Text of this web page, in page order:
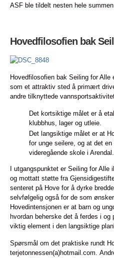
ASF ble tildelt nesten hele
Hovedfilosofien bak
Hovedfilosofien bak Seiling for Alle
som et attraktiv sted å primært
andre tilknyttede
Det kortsiktige målet er å
klubbhus, lager og utleie.
Det langsiktige målet er at
for unge seilere, og at det
videregående skole i Arendal.
I utgangspunktet er Seiling for
og mottatt støtte fra
senteret på Hove for å dyrke
selvfølgelig også for de som
Hovedintensjonen er at barn og
hvordan beherske det å ferdes i
viktig element i den langsiktige
Spørsmål om det praktiske rundt
terjetonnessen(a)hotmail.com.